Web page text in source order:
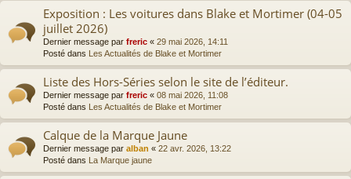
Exposition : Les voitures dans Blake et Mortimer (04-05
juillet 2026)
Dernier message par freric « 29 mai 2026, 14:11
Posté dans Les Actualités de Blake et Mortimer
Liste des Hors-Séries selon le site de l’éditeur.
Dernier message par freric « 08 mai 2026, 11:08
Posté dans Les Actualités de Blake et Mortimer
Calque de la Marque Jaune
Dernier message par alban « 22 avr. 2026, 13:22
Posté dans La Marque jaune